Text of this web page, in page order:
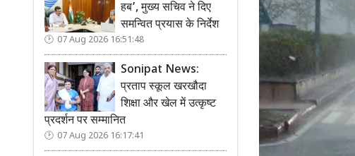
हब’, मुख्य सचिव ने दिए
समन्वित प्रयास के निर्देश
07 Aug 2026 16:51:48
Sonipat News:
प्रताप स्कूल खरखौदा
शिक्षा और खेल में उत्कृष्ट
प्रदर्शन पर सम्मानित
07 Aug 2026 16:17:41